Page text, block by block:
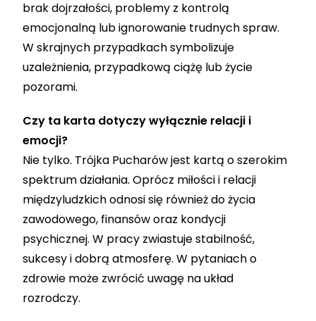
brak dojrzałości, problemy z kontrolą
emocjonalną lub ignorowanie trudnych spraw.
W skrajnych przypadkach symbolizuje
uzależnienia, przypadkową ciążę lub życie
pozorami.
Czy ta karta dotyczy wyłącznie relacji i
emocji?
Nie tylko. Trójka Pucharów jest kartą o szerokim
spektrum działania. Oprócz miłości i relacji
międzyludzkich odnosi się również do życia
zawodowego, finansów oraz kondycji
psychicznej. W pracy zwiastuje stabilność,
sukcesy i dobrą atmosferę. W pytaniach o
zdrowie może zwrócić uwagę na układ
rozrodczy.